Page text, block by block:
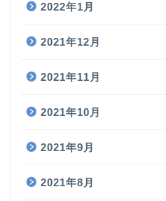
2022年1月
2021年12月
2021年11月
2021年10月
2021年9月
2021年8月